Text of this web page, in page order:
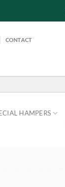
CONTACT
HAMPERS